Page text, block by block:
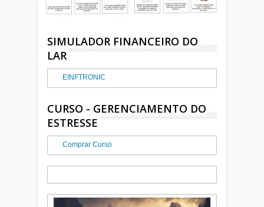
SIMULADOR FINANCEIRO DO
LAR
EINFTRONIC
CURSO - GERENCIAMENTO DO
ESTRESSE
Comprar Curso